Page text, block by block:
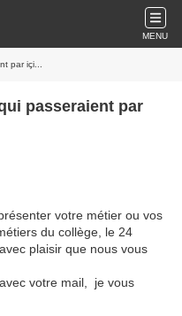
MENU
par içi...
passeraient par
votre métier ou vos
du collège, le 24
plaisir que nous vous
votre mail, je vous